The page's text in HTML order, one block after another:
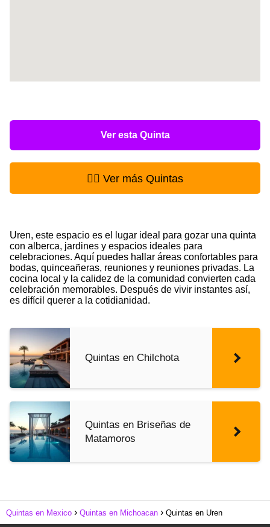
Ver esta Quinta
👉🏻 Ver más Quintas
Uren, este espacio es el lugar ideal para gozar una quinta
con alberca, jardines y espacios ideales para
celebraciones. Aquí puedes hallar áreas confortables para
bodas, quinceañeras, reuniones y reuniones privadas. La
cocina local y la calidez de la comunidad convierten cada
celebración memorables. Después de vivir instantes así,
es difícil querer a la cotidianidad.
Quintas en Chilchota
Quintas en Briseñas de
Matamoros
Quintas en Mexico Quintas en Michoacan Quintas en Uren